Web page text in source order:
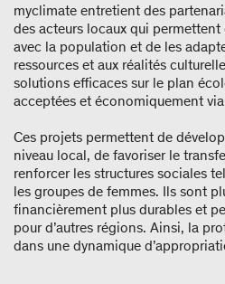
myclimate entretient des
des acteurs locaux qui
avec la population et de les
ressources et aux réalités
solutions efficaces sur le plan
acceptées et économiquement
Ces projets permettent de
niveau local, de favoriser le
renforcer les structures sociales
les groupes de femmes. Ils sont
financièrement plus durables et
pour d’autres régions. Ainsi, la
dans une dynamique